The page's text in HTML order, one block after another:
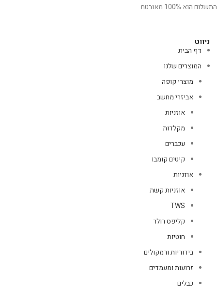
התשלום הוא 100% מאובטח
ניווט
דף הבית
המוצרים שלנו
מוצרי קופה
אביזרי מחשב
אוזניות
מקלדות
עכברים
קיטים קומבו
אוזניות
אוזניות קשת
TWS
קליפס רולר
חוטיות
בידוריות ורמקולים
זרועות ומעמדים
כבלים